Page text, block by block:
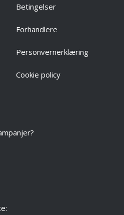
Betingelser
Forhandlere
Personvernerklæring
Cookie policy